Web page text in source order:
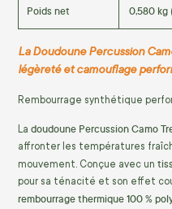
Poids net 0,580 kg
La Doudoune Percussion
légèreté et camouflage
Rembourrage synthétique
La doudoune Percussion Camo
affronter les températures
mouvement. Conçue avec un
pour sa ténacité et son effet
rembourrage thermique 100 %